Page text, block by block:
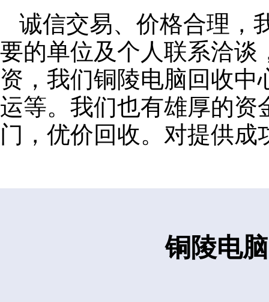
诚信交易、价格合理，
要的单位及个人联系洽谈
资，我们铜陵电脑回收
运等。我们也有雄厚的资
门，优价回收。对提供
铜陵电